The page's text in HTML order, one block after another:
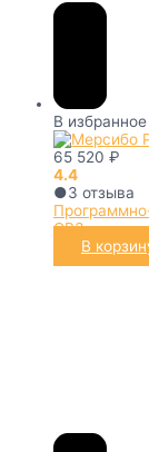
В избранное
65 520 ₽
4.4
●3 отзыва
ОВЗ
В